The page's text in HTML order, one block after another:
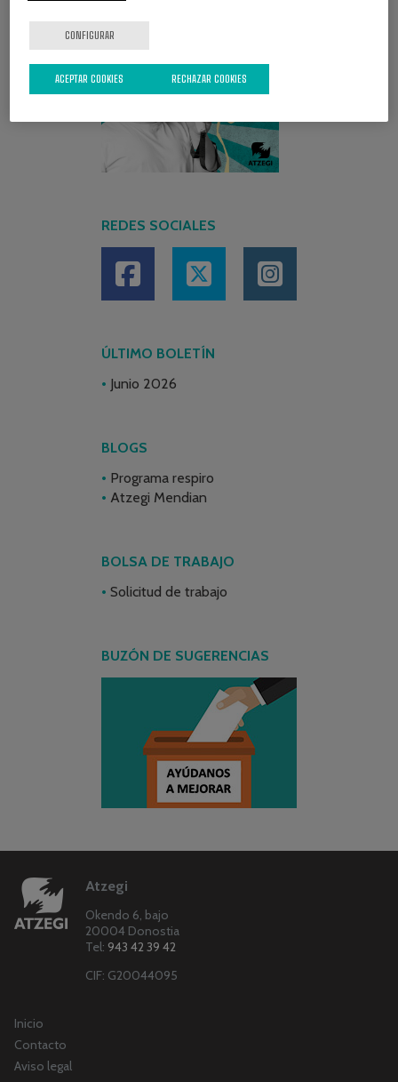
REDES SOCIALES
ÚLTIMO BOLETÍN
Junio 2026
BLOGS
Programa respiro
Atzegi Mendian
BOLSA DE TRABAJO
Solicitud de trabajo
BUZÓN DE SUGERENCIAS
Atzegi
Okendo 6, bajo
20004 Donostia
Tel: 943 42 39 42
CIF: G20044095
Inicio
Contacto
Aviso legal
CONFIGURAR
RECHAZAR COOKIES
ACEPTAR COOKIES